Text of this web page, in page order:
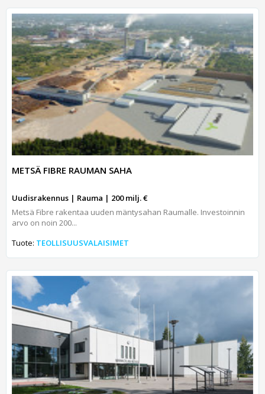
METSÄ FIBRE RAUMAN SAHA
Uudisrakennus | Rauma | 200 milj. €
Metsä Fibre rakentaa uuden mäntysahan Raumalle. Investoinnin
arvo on noin 200...
Tuote: TEOLLISUUSVALAISIMET